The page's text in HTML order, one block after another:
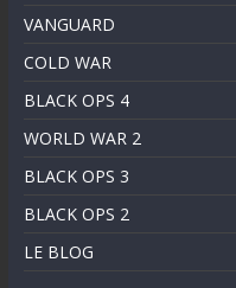
VANGUARD
COLD WAR
BLACK OPS 4
WORLD WAR 2
BLACK OPS 3
BLACK OPS 2
LE BLOG